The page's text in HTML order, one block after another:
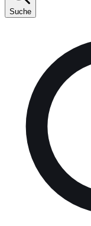
Suche